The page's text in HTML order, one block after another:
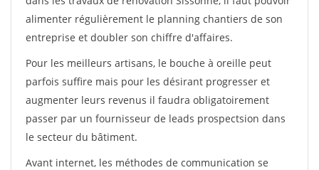
alimenter régulièrement le planning chantiers de son
entreprise et doubler son chiffre d'affaires.
Pour les meilleurs artisans, le bouche à oreille peut
parfois suffire mais pour les désirant progresser et
augmenter leurs revenus il faudra obligatoirement
passer par un fournisseur de leads prospectsion dans
le secteur du bâtiment.
Avant internet, les méthodes de communication se